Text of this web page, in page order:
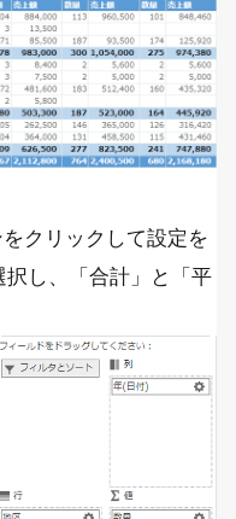
クリックして設定を
し、「合計」と「平